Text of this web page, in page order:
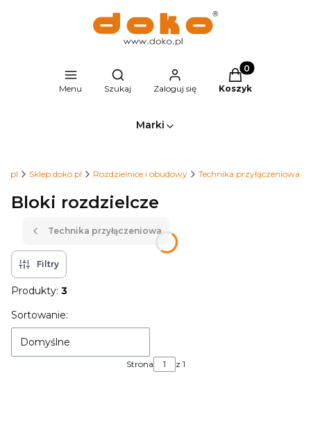
Menu
Otwórz wyszukiwarkę
Szukaj Zaloguj się
Produkty w
Koszyk
Marki
Sklep.doko.pl Rozdzielnice i obudowy Technika przyłączeniowa
Bloki rozdzielcze
Technika przyłączeniowa
Filtry
Produkty: 3
Lista produktów
Sortowanie:
Domyślne
Strona z 1